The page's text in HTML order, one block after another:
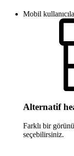
Mobil
Alternatif
Farklı bir
seçebilirsiniz.